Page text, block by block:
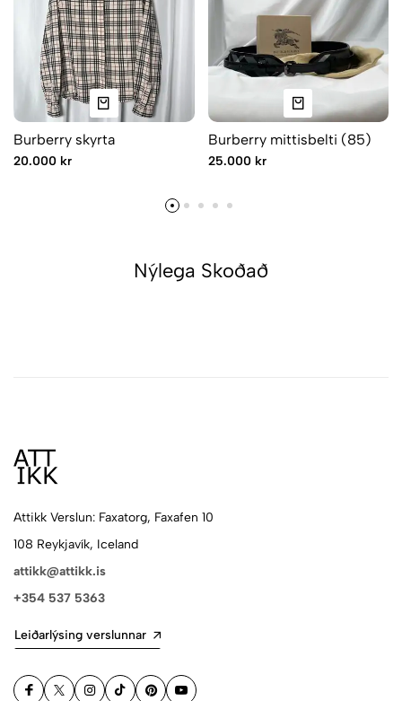
Burberry skyrta
20.000 kr
Burberry mittisbelti (85)
25.000 kr
Nýlega Skoðað
Attikk Verslun: Faxatorg, Faxafen 10
108 Reykjavík, Iceland
attikk@attikk.is
+354 537 5363
Leiðarlýsing verslunnar